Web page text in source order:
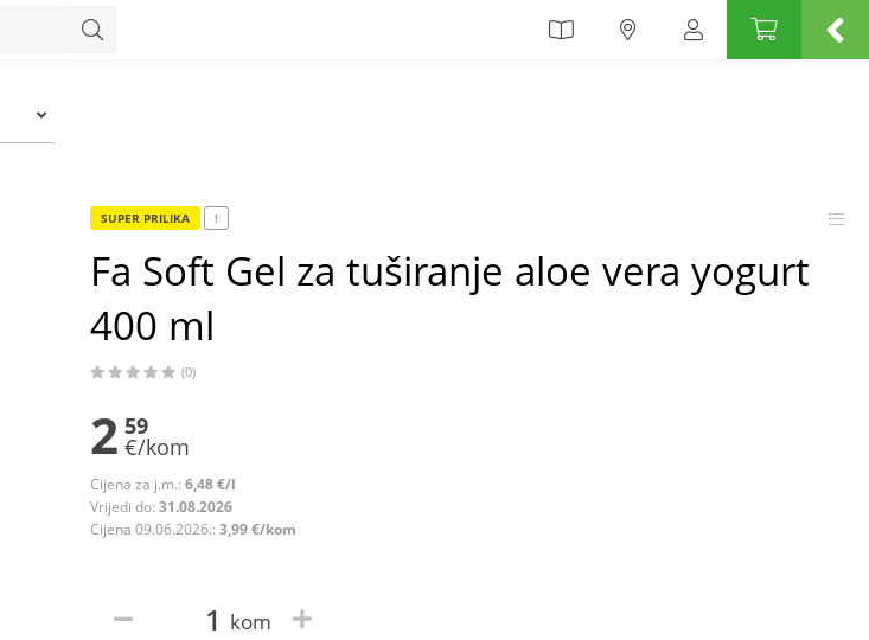
SUPER PRILIKA !
Fa Soft Gel za tuširanje aloe vera yogurt
400 ml
(0)
2 59
€/kom
Cijena za j.m.: 6,48 €/l
Vrijedi do: 31.08.2026
Cijena 09.06.2026.: 3,99 €/kom
kom